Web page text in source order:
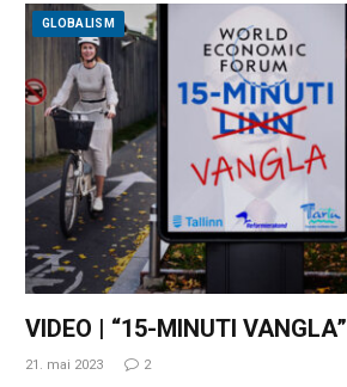
GLOBALISM
VIDEO | “15-MINUTI VANGLA”
21. mai 2023 2